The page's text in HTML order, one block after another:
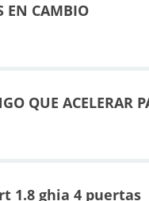
EN CAMBIO
QUE ACELERAR
1.8 ghia 4 puertas